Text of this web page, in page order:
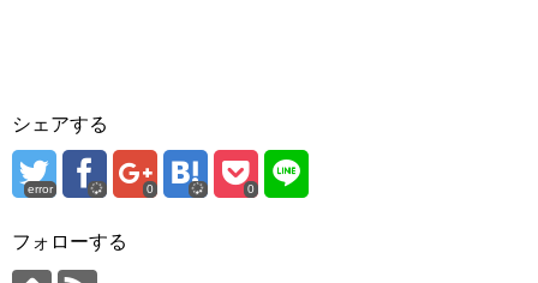
シェアする
error 0 0
フォローする